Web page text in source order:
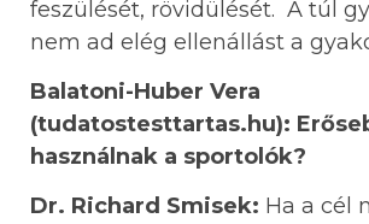
feszülését, rövidülését. A túl
nem ad elég ellenállást a
Balatoni-Huber Vera
(tudatostesttartas.hu):
használnak a sportolók?
Dr. Richard Smisek: Ha a cél